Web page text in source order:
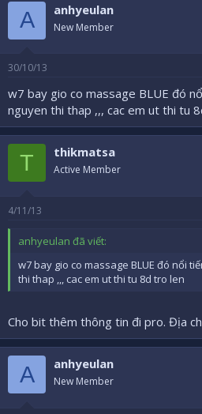
A anhyeulan
New Member
30/10/13
w7 bay gio co massage BLUE đó
nguyen thi thap ,,, cac em ut thi tu
T thikmatsa
Active Member
4/11/13
anhyeulan đã viết:
w7 bay gio co massage BLUE đó nổi
thi thap ,,, cac em ut thi tu 8d tro len
Cho bit thêm thông tin đi pro. Địa
A anhyeulan
New Member